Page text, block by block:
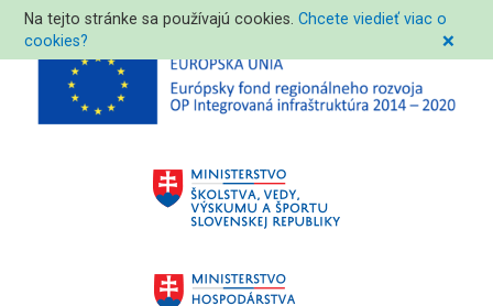
Na tejto stránke sa používajú cookies.Chcete viedieť viac o
cookies?
❌